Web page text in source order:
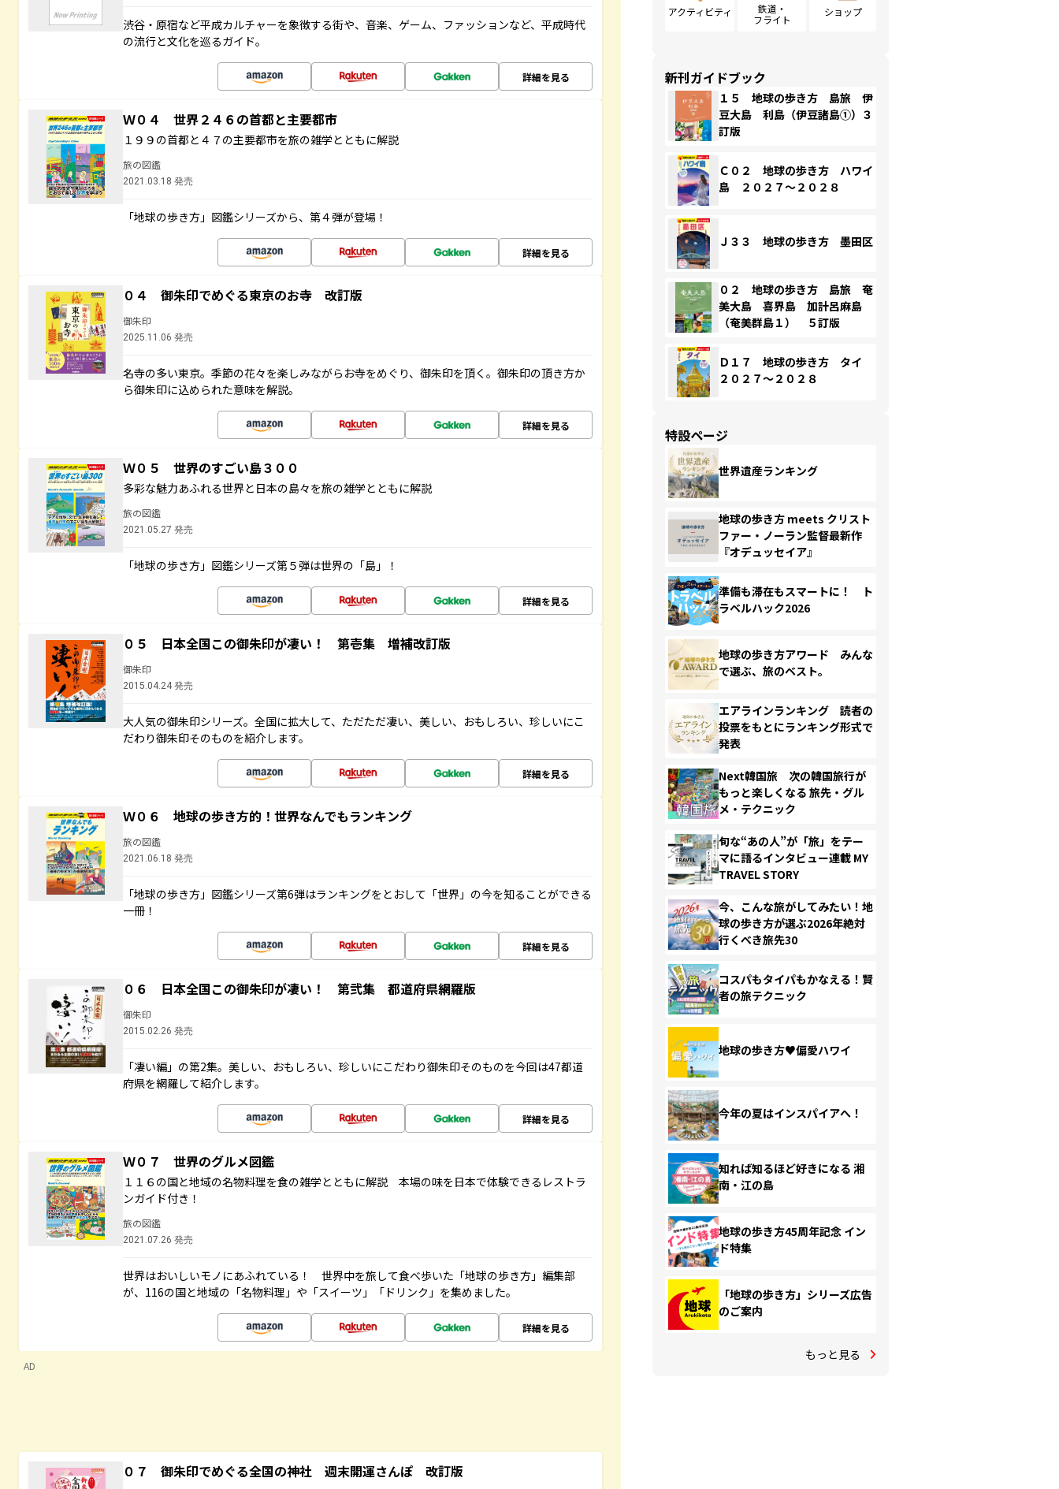
渋谷・原宿など平成カルチャーを象徴する街や、音楽、ゲーム、ファッションなど、平成時代
の流行と文化を巡るガイド。
詳細を見る
Ｗ０４ 世界２４６の首都と主要都市
１９９の首都と４７の主要都市を旅の雑学とともに解説
旅の図鑑
2021.03.18 発売
「地球の歩き方」図鑑シリーズから、第４弾が登場！
詳細を見る
０４ 御朱印でめぐる東京のお寺 改訂版
御朱印
2025.11.06 発売
名寺の多い東京。季節の花々を楽しみながらお寺をめぐり、御朱印を頂く。御朱印の頂き方か
ら御朱印に込められた意味を解説。
詳細を見る
Ｗ０５ 世界のすごい島３００
多彩な魅力あふれる世界と日本の島々を旅の雑学とともに解説
旅の図鑑
2021.05.27 発売
「地球の歩き方」図鑑シリーズ第５弾は世界の「島」！
詳細を見る
０５ 日本全国この御朱印が凄い！ 第壱集 増補改訂版
御朱印
2015.04.24 発売
大人気の御朱印シリーズ。全国に拡大して、ただただ凄い、美しい、おもしろい、珍しいにこ
だわり御朱印そのものを紹介します。
詳細を見る
Ｗ０６ 地球の歩き方的！世界なんでもランキング
旅の図鑑
2021.06.18 発売
「地球の歩き方」図鑑シリーズ第6弾はランキングをとおして「世界」の今を知ることができる
一冊！
詳細を見る
０６ 日本全国この御朱印が凄い！ 第弐集 都道府県網羅版
御朱印
2015.02.26 発売
「凄い編」の第2集。美しい、おもしろい、珍しいにこだわり御朱印そのものを今回は47都道
府県を網羅して紹介します。
詳細を見る
Ｗ０７ 世界のグルメ図鑑
１１６の国と地域の名物料理を食の雑学とともに解説 本場の味を日本で体験できるレストラ
ンガイド付き！
旅の図鑑
2021.07.26 発売
世界はおいしいモノにあふれている！ 世界中を旅して食べ歩いた「地球の歩き方」編集部
が、116の国と地域の「名物料理」や「スイーツ」「ドリンク」を集めました。
詳細を見る
AD
０７ 御朱印でめぐる全国の神社 週末開運さんぽ 改訂版
アクティビティ
鉄道・
フライト
ショップ
新刊ガイドブック
１５ 地球の歩き方 島旅 伊
豆大島 利島（伊豆諸島①）３
訂版
Ｃ０２ 地球の歩き方 ハワイ
島 ２０２７～２０２８
Ｊ３３ 地球の歩き方 墨田区
０２ 地球の歩き方 島旅 奄
美大島 喜界島 加計呂麻島
（奄美群島１） ５訂版
Ｄ１７ 地球の歩き方 タイ
２０２７～２０２８
特設ページ
世界遺産ランキング
地球の歩き方 meets クリスト
ファー・ノーラン監督最新作
『オデュッセイア』
準備も滞在もスマートに！ ト
ラベルハック2026
地球の歩き方アワード みんな
で選ぶ、旅のベスト。
エアラインランキング 読者の
投票をもとにランキング形式で
発表
Next韓国旅 次の韓国旅行が
もっと楽しくなる 旅先・グル
メ・テクニック
旬な“あの人”が「旅」をテー
マに語るインタビュー連載 MY
TRAVEL STORY
今、こんな旅がしてみたい！地
球の歩き方が選ぶ2026年絶対
行くべき旅先30
コスパもタイパもかなえる！賢
者の旅テクニック
地球の歩き方♥偏愛ハワイ
今年の夏はインスパイアへ！
知れば知るほど好きになる 湘
南・江の島
地球の歩き方45周年記念 イン
ド特集
「地球の歩き方」シリーズ広告
のご案内
もっと見る